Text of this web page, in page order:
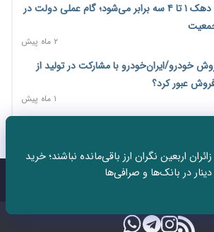
در سایه تورم؛ قدرت خرید یارانه یک‌میلیونی
ملی کارفرما» در تقویم رسمی ایران/«روز ملی
رسمی کشور رسید؟
۲ روز پیش
۳ روز پیش
تاب‌آوری اعضا برنامه‌ریزی کنند
شرکتی نباید قربانی ملاحظات انتخاباتی شود/
یارانه خانواده‌های دهک ۱ تا ۴ سه برابر می‌شود؛ گام عملی دولت در
۲ ماه پیش
خودرو/ایران‌خودرو با مشارکت در تولید از
عبور کرد؟
۱ ماه پیش
در فرابورس پذیرش شد
کارگر و کارفرما را با جریمه و شکایت
زائران اربعین نگران ارز باقی‌مانده نباشند؛ خرید
دینار در بانک‌ها و صرافی‌ها